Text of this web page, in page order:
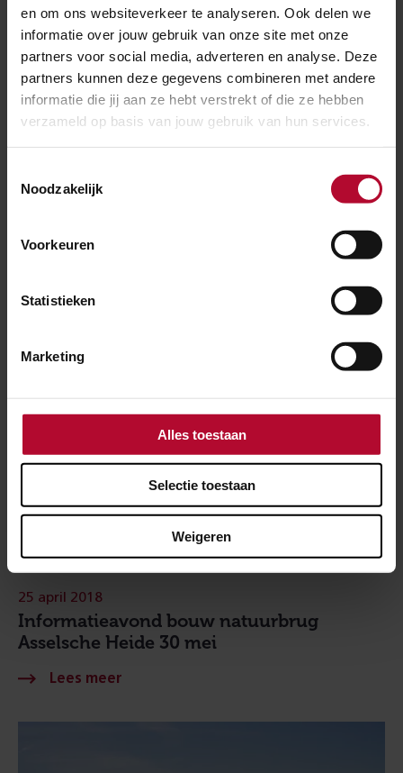
en om ons websiteverkeer te analyseren. Ook delen we
informatie over jouw gebruik van onze site met onze
partners voor social media, adverteren en analyse. Deze
partners kunnen deze gegevens combineren met andere
informatie die jij aan ze hebt verstrekt of die ze hebben
verzameld op basis van jouw gebruik van hun services.
Noodzakelijk
Voorkeuren
Statistieken
Marketing
Alles toestaan
Selectie toestaan
Weigeren
Voormeer­passage open, ‘rondje
Informatieavond bouw natuurbrug
Asselsche Heide 30 mei
25 april 2018